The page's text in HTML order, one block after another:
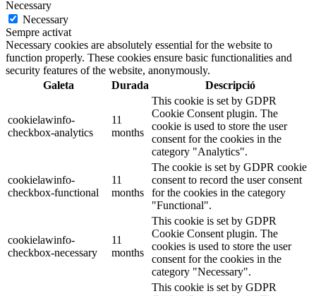
Necessary
Necessary
Sempre activat
Necessary cookies are absolutely essential for the website to
function properly. These cookies ensure basic functionalities and
security features of the website, anonymously.
Galeta
Durada Descripció
cookielawinfo-
checkbox-analytics
11
months
This cookie is set by GDPR
Cookie Consent plugin. The
cookie is used to store the user
consent for the cookies in the
category "Analytics".
cookielawinfo-
checkbox-functional
11
months
The cookie is set by GDPR cookie
consent to record the user consent
for the cookies in the category
"Functional".
cookielawinfo-
checkbox-necessary
11
months
This cookie is set by GDPR
Cookie Consent plugin. The
cookies is used to store the user
consent for the cookies in the
category "Necessary".
This cookie is set by GDPR